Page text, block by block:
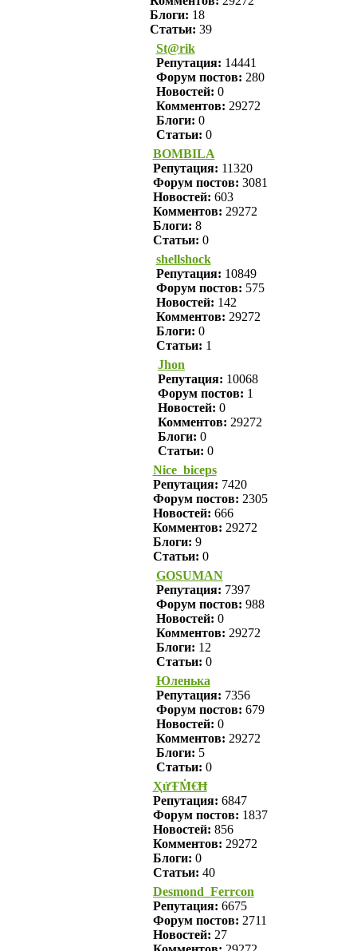
Блоги: 18
Статьи: 39
St@rik
Репутация: 14441
Форум постов: 280
Новостей: 0
Комментов: 29272
Блоги: 0
Статьи: 0
BOMBILA
Репутация: 11320
Форум постов: 3081
Новостей: 603
Комментов: 29272
Блоги: 8
Статьи: 0
shellshock
Репутация: 10849
Форум постов: 575
Новостей: 142
Комментов: 29272
Блоги: 0
Статьи: 1
Jhon
Репутация: 10068
Форум постов: 1
Новостей: 0
Комментов: 29272
Блоги: 0
Статьи: 0
Nice_biceps
Репутация: 7420
Форум постов: 2305
Новостей: 666
Комментов: 29272
Блоги: 9
Статьи: 0
GOSUMAN
Репутация: 7397
Форум постов: 988
Новостей: 0
Комментов: 29272
Блоги: 12
Статьи: 0
Юленька
Репутация: 7356
Форум постов: 679
Новостей: 0
Комментов: 29272
Блоги: 5
Статьи: 0
ҲửŦṀ€Ħ
Репутация: 6847
Форум постов: 1837
Новостей: 856
Комментов: 29272
Блоги: 0
Статьи: 40
Desmond_Ferrcon
Репутация: 6675
Форум постов: 2711
Новостей: 27